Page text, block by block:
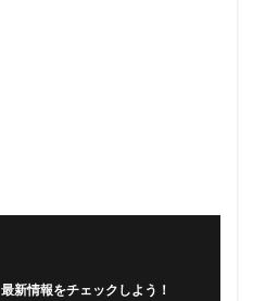
最新情報をチェックしよう！